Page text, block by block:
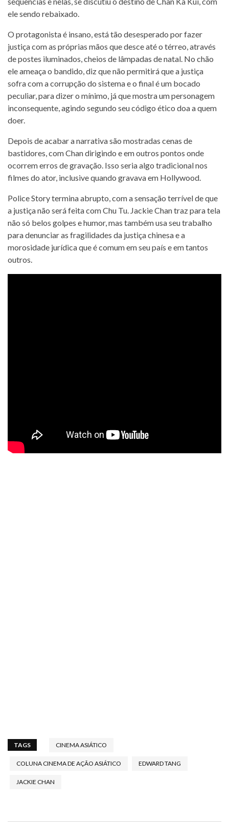
ele sendo rebaixado.
O protagonista é insano, está tão desesperado por fazer
justiça com as próprias mãos que desce até o térreo, através
de postes iluminados, cheios de lâmpadas de natal. No chão
ele ameaça o bandido, diz que não permitirá que a justiça
sofra com a corrupção do sistema e o final é um bocado
peculiar, para dizer o mínimo, já que mostra um personagem
inconsequente, agindo segundo seu código ético doa a quem
doer.
Depois de acabar a narrativa são mostradas cenas de
bastidores, com Chan dirigindo e em outros pontos onde
ocorrem erros de gravação. Isso seria algo tradicional nos
filmes do ator, inclusive quando gravava em Hollywood.
Police Story termina abrupto, com a sensação terrível de que
a justiça não será feita com Chu Tu. Jackie Chan traz para tela
não só belos golpes e humor, mas também usa seu trabalho
para denunciar as fragilidades da justiça chinesa e a
morosidade jurídica que é comum em seu país e em tantos
outros.
TAGS CINEMA ASIÁTICO
COLUNA CINEMA DE AÇÃO ASIÁTICO EDWARD TANG
JACKIE CHAN